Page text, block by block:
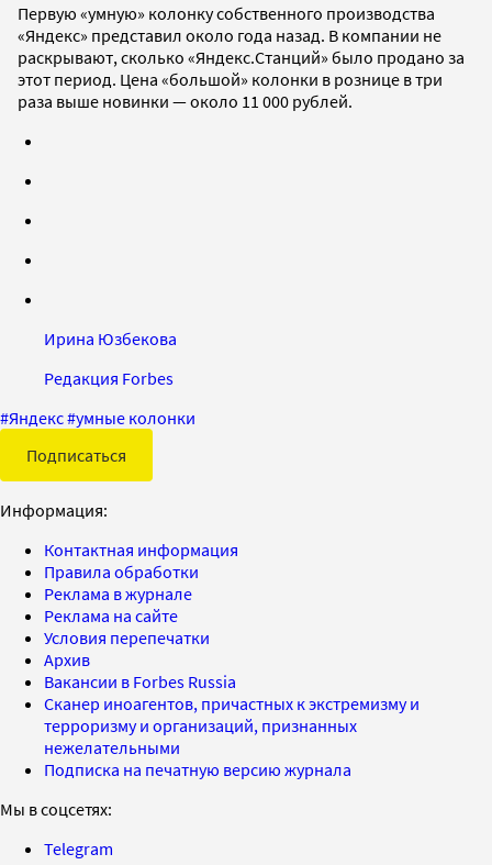
Первую «умную» колонку собственного производства
«Яндекс» представил около года назад. В компании не
раскрывают, сколько «Яндекс.Станций» было продано за
этот период. Цена «большой» колонки в рознице в три
раза выше новинки — около 11 000 рублей.
Ирина Юзбекова
Редакция Forbes
#Яндекс#умные колонки
Подписаться
Информация:
Контактная информация
Правила обработки
Реклама в журнале
Реклама на сайте
Условия перепечатки
Архив
Вакансии в Forbes Russia
Сканер иноагентов, причастных к экстремизму и
терроризму и организаций, признанных
нежелательными
Подписка на печатную версию журнала
Мы в соцсетях:
Telegram